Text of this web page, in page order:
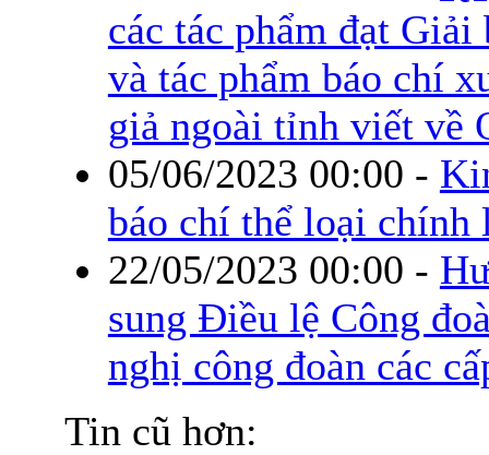
các tác phẩm đạt
và tác phẩm báo chí
giả ngoài tỉnh viết về
05/06/2023 00:00 -
báo chí thể loại chính
22/05/2023 00:00 -
sung Điều lệ Công
nghị công đoàn các
Tin cũ hơn: